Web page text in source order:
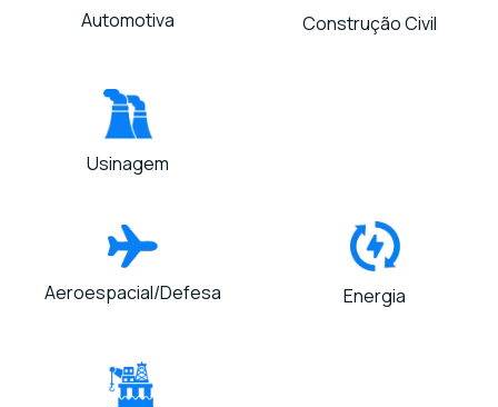
Automotiva Construção Civil
Usinagem
Aeroespacial/Defesa Energia